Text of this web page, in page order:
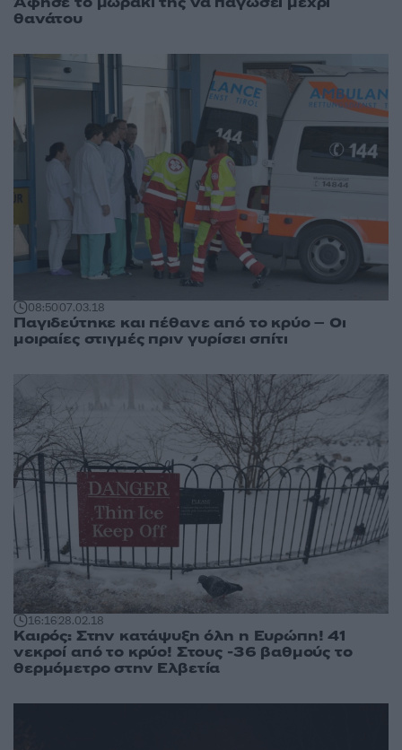
θανάτου
08:5007.03.18
Παγιδεύτηκε και πέθανε από το κρύο – Οι
μοιραίες στιγμές πριν γυρίσει σπίτι
16:1628.02.18
Καιρός: Στην κατάψυξη όλη η Ευρώπη! 41
νεκροί από το κρύο! Στους -36 βαθμούς το
θερμόμετρο στην Ελβετία